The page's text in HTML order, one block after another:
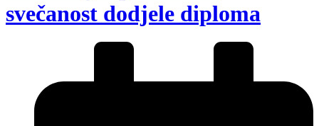
svečanost dodjele diploma